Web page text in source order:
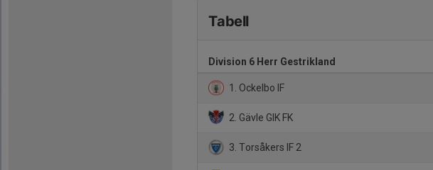
Tabell
Division 6 Herr Gestrikland
1. Ockelbo IF
2. Gävle GIK FK
3. Torsåkers IF 2